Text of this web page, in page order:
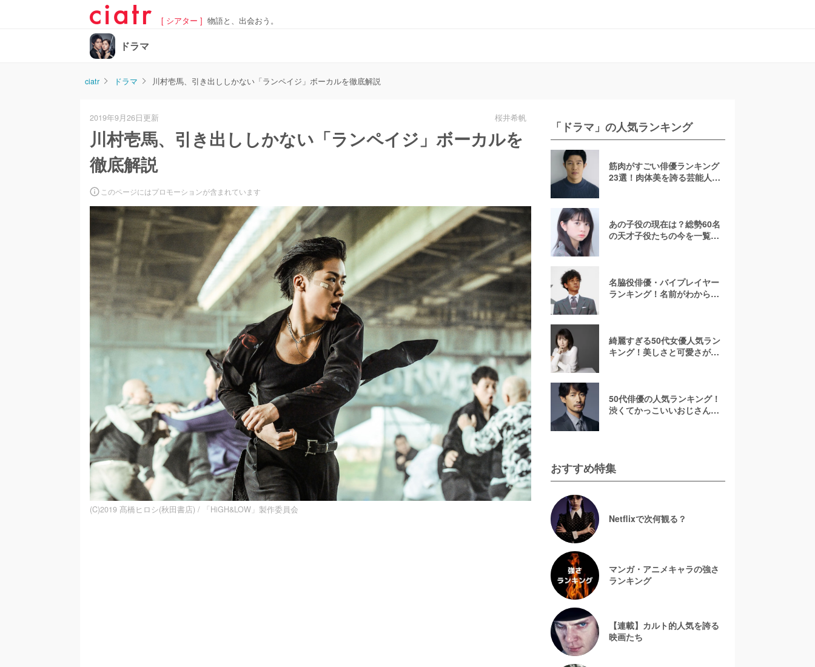
[ シアター ] 物語と、出会おう。
ドラマ
ciatr ドラマ 川村壱馬、引き出ししかない「ランペイジ」ボーカルを徹底解説
2019年9月26日更新 桜井希帆
川村壱馬、引き出ししかない「ランペイジ」ボーカルを
徹底解説
このページにはプロモーションが含まれています
(C)2019 髙橋ヒロシ(秋田書店) / 「HiGH&LOW」製作委員会
「ドラマ」の人気ランキング
筋肉がすごい俳優ランキング
23選！肉体美を誇る芸能人を
あの子役の現在は？総勢60名
の天才子役たちの今を一覧で
名脇役俳優・バイプレイヤー
ランキング！名前がわからな
綺麗すぎる50代女優人気ラン
キング！美しさと可愛さが魅
50代俳優の人気ランキング！
渋くてかっこいいおじさん俳
おすすめ特集
Netflixで次何観る？
マンガ・アニメキャラの強さ
ランキング
【連載】カルト的人気を誇る
映画たち